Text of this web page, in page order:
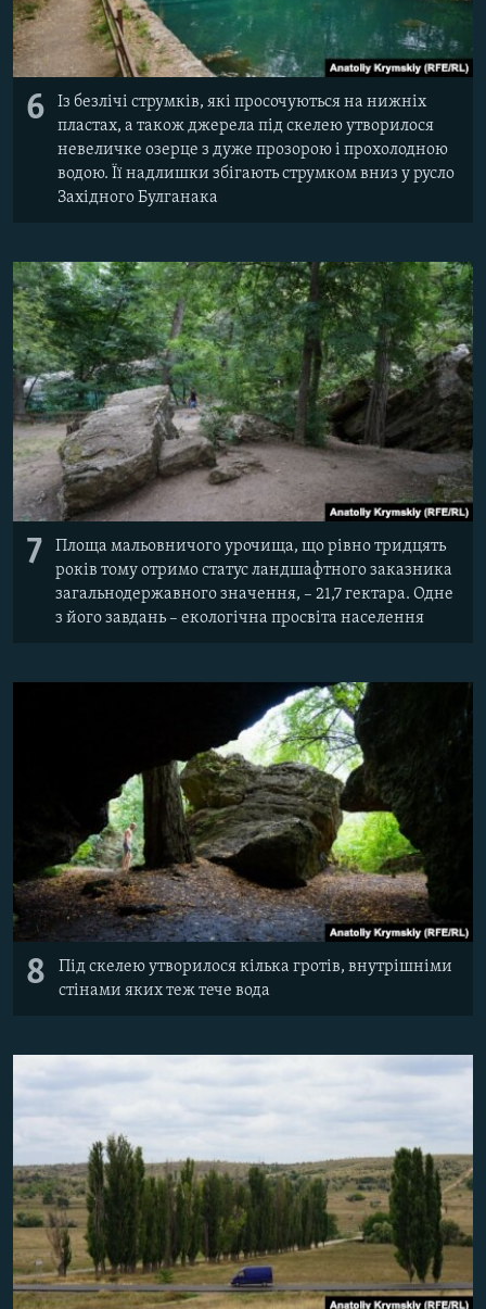
6
Із безлічі струмків, які просочуються на нижніх
пластах, а також джерела під скелею утворилося
невеличке озерце з дуже прозорою і прохолодною
водою. Її надлишки збігають струмком вниз у русло
Західного Булганака
7
Площа мальовничого урочища, що рівно тридцять
років тому отримо статус ландшафтного заказника
загальнодержавного значення, – 21,7 гектара. Одне
з його завдань – екологічна просвіта населення
8
Під скелею утворилося кілька гротів, внутрішніми
стінами яких теж тече вода